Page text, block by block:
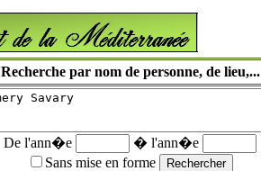
Recherche par nom de personne, de lieu,...
De l'ann�e
� l'ann�e
Sans mise en forme